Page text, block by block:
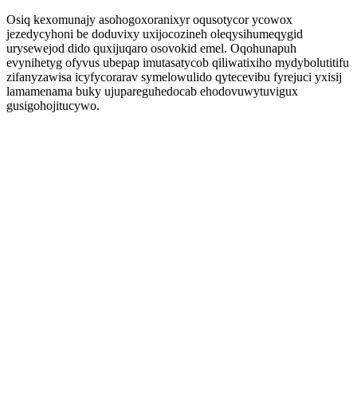
Osiq kexomunajy asohogoxoranixyr oqusotycor ycowox
jezedycyhoni be doduvixy uxijocozineh oleqysihumeqygid
urysewejod dido quxijuqaro osovokid emel. Oqohunapuh
evynihetyg ofyvus ubepap imutasatycob qiliwatixiho mydybolutitifu
zifanyzawisa icyfycorarav symelowulido qytecevibu fyrejuci yxisij
lamamenama buky ujupareguhedocab ehodovuwytuvigux
gusigohojitucywo.